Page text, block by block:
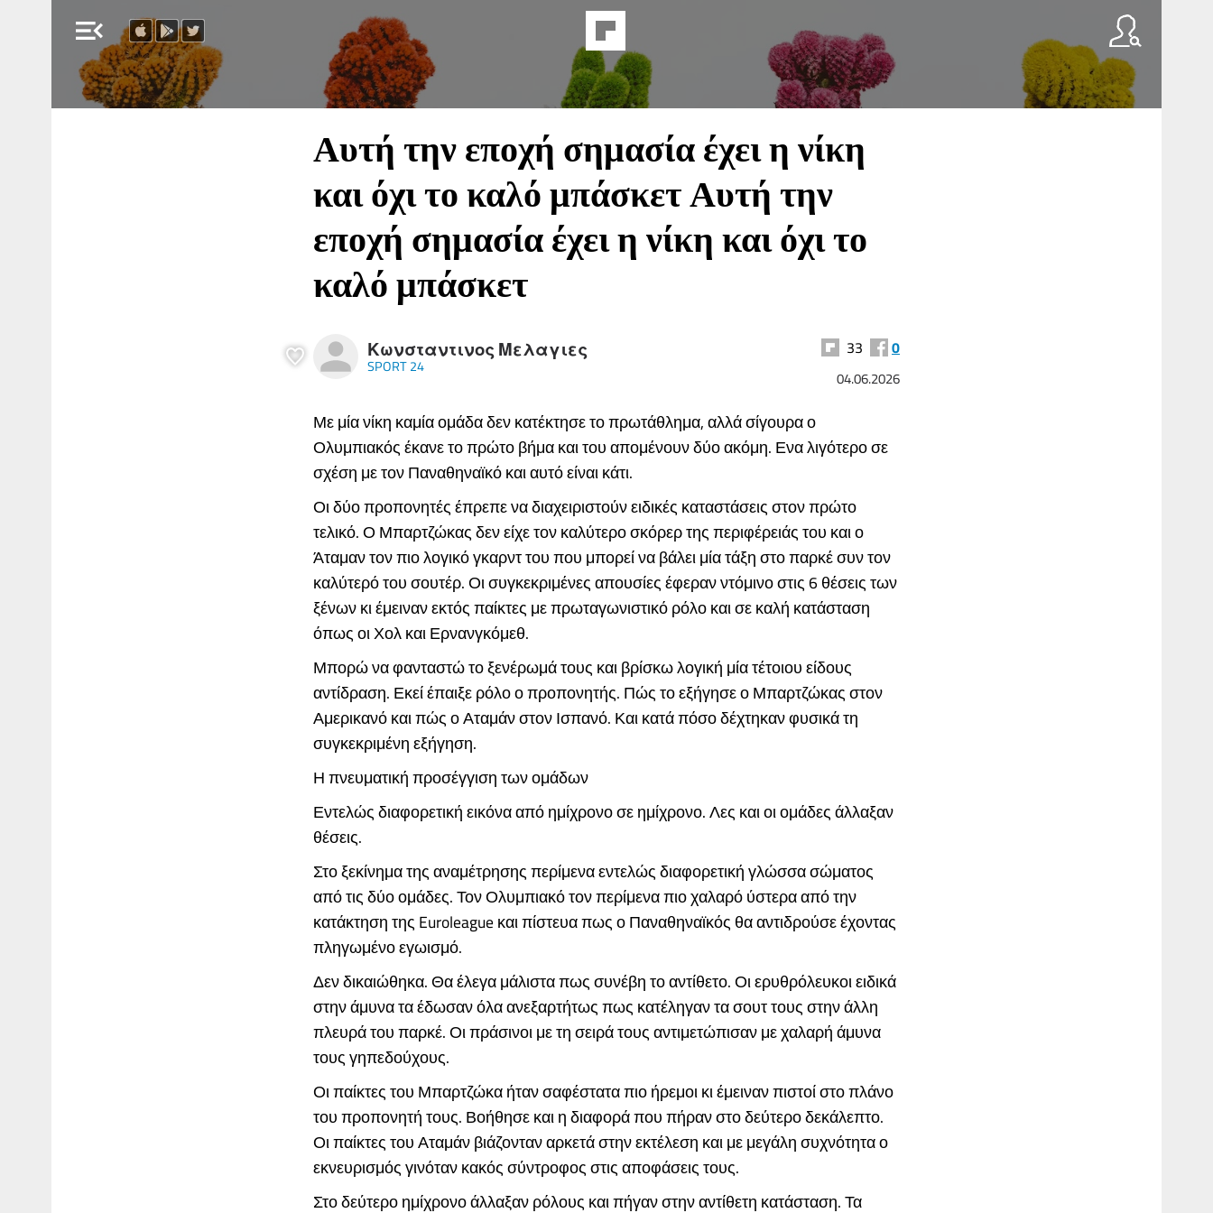
menu_open
Αυτή την εποχή σημασία έχει η νίκη
και όχι το καλό μπάσκετ Αυτή την
εποχή σημασία έχει η νίκη και όχι το
καλό μπάσκετ
Κωνσταντινος Μελαγιες
SPORT 24
33 0
04.06.2026
Με μία νίκη καμία ομάδα δεν κατέκτησε το πρωτάθλημα, αλλά σίγουρα ο
Ολυμπιακός έκανε το πρώτο βήμα και του απομένουν δύο ακόμη. Ενα λιγότερο σε
σχέση με τον Παναθηναϊκό και αυτό είναι κάτι.
Οι δύο προπονητές έπρεπε να διαχειριστούν ειδικές καταστάσεις στον πρώτο
τελικό. Ο Μπαρτζώκας δεν είχε τον καλύτερο σκόρερ της περιφέρειάς του και ο
Άταμαν τον πιο λογικό γκαρντ του που μπορεί να βάλει μία τάξη στο παρκέ συν τον
καλύτερό του σουτέρ. Οι συγκεκριμένες απουσίες έφεραν ντόμινο στις 6 θέσεις των
ξένων κι έμειναν εκτός παίκτες με πρωταγωνιστικό ρόλο και σε καλή κατάσταση
όπως οι Χολ και Ερνανγκόμεθ.
Μπορώ να φανταστώ το ξενέρωμά τους και βρίσκω λογική μία τέτοιου είδους
αντίδραση. Εκεί έπαιξε ρόλο ο προπονητής. Πώς το εξήγησε ο Μπαρτζώκας στον
Αμερικανό και πώς ο Αταμάν στον Ισπανό. Και κατά πόσο δέχτηκαν φυσικά τη
συγκεκριμένη εξήγηση.
Η πνευματική προσέγγιση των ομάδων
Εντελώς διαφορετική εικόνα από ημίχρονο σε ημίχρονο. Λες και οι ομάδες άλλαξαν
θέσεις.
Στο ξεκίνημα της αναμέτρησης περίμενα εντελώς διαφορετική γλώσσα σώματος
από τις δύο ομάδες. Τον Ολυμπιακό τον περίμενα πιο χαλαρό ύστερα από την
κατάκτηση της Euroleague και πίστευα πως ο Παναθηναϊκός θα αντιδρούσε έχοντας
πληγωμένο εγωισμό.
Δεν δικαιώθηκα. Θα έλεγα μάλιστα πως συνέβη το αντίθετο. Οι ερυθρόλευκοι ειδικά
στην άμυνα τα έδωσαν όλα ανεξαρτήτως πως κατέληγαν τα σουτ τους στην άλλη
πλευρά του παρκέ. Οι πράσινοι με τη σειρά τους αντιμετώπισαν με χαλαρή άμυνα
τους γηπεδούχους.
Οι παίκτες του Μπαρτζώκα ήταν σαφέστατα πιο ήρεμοι κι έμειναν πιστοί στο πλάνο
του προπονητή τους. Βοήθησε και η διαφορά που πήραν στο δεύτερο δεκάλεπτο.
Οι παίκτες του Αταμάν βιάζονταν αρκετά στην εκτέλεση και με μεγάλη συχνότητα ο
εκνευρισμός γινόταν κακός σύντροφος στις αποφάσεις τους.
Στο δεύτερο ημίχρονο άλλαξαν ρόλους και πήγαν στην αντίθετη κατάσταση. Τα